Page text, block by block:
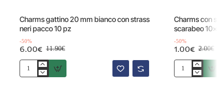
Charms gattino 20 mm bianco con strass
neri pacco 10 pz
-50%
6.00€ 11.90€
Charms
Charms con
scarabeo
pezzo
-50%
1.00€ 2.00€
Charms